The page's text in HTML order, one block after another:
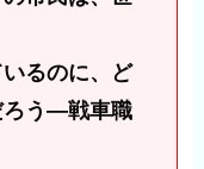
るのに、ど
ろう―戦車職